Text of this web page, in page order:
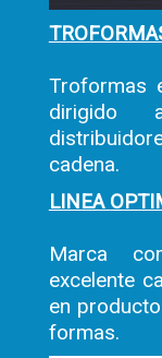
Troformas
dirigido
cadena.
LINEA
Marca
excelente
en
formas.